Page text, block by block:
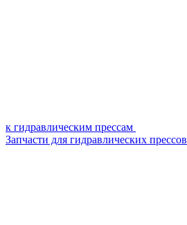
к гидравлическим прессам
Запчасти для гидравлических прессов